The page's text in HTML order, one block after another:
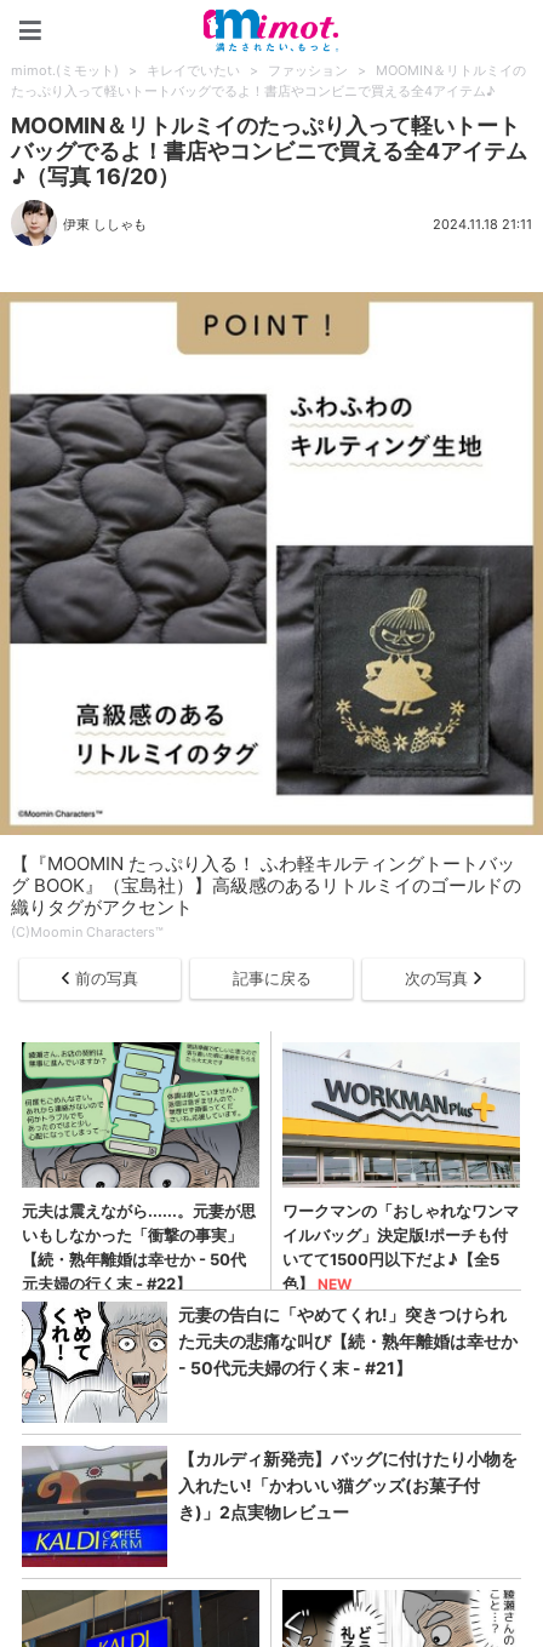
mimot.(ミモット) > キレイでいたい > ファッション >
MOOMIN＆リトルミイの
たっぷり入って軽いトートバッグでるよ！書店やコンビニで買える全4アイテム♪
MOOMIN＆リトルミイのたっぷり入って軽いトート
バッグでるよ！書店やコンビニで買える全4アイテム
♪（写真 16/20）
伊東 ししゃも 2024.11.18 21:11
【『MOOMIN たっぷり入る！ ふわ軽キルティングトートバッ
グ BOOK』（宝島社）】高級感のあるリトルミイのゴールドの
織りタグがアクセント
(C)Moomin Characters™
前の写真 記事に戻る 次の写真